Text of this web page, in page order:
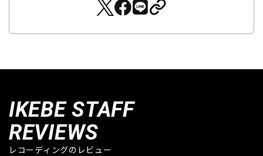
IKEBE STAFF
REVIEWS
レコーディングのレビュー